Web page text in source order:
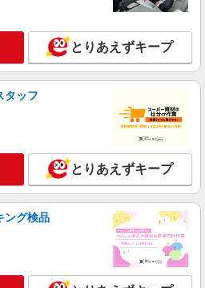
ご経験がある方⇒時給1350円
つくば市／最寄駅：研究学園駅 ≪車
地内無料駐車場完備！
社 東関東コーディネートセンター
ポート事務！
つくば市／最寄駅：荒川沖駅 近くに
！バス通勤も可能です。 ≪車通勤可
！お着替えの時間がないのでラクラ
詳細を見る
とりあえずキープ
タッフ
とりあえずキープ
ング検品